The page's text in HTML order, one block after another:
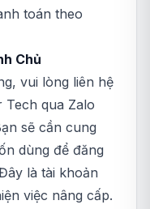
toán theo
Chủ
vui lòng liên hệ
qua Zalo
sẽ cần cung
dùng để đăng
là tài khoản
việc nâng cấp.